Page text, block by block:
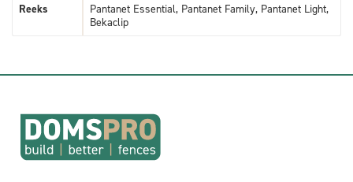
Reeks
Pantanet Essential, Pantanet Family, Pantanet Light,
Bekaclip